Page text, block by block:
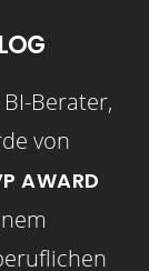
Berater,
von
AWARD